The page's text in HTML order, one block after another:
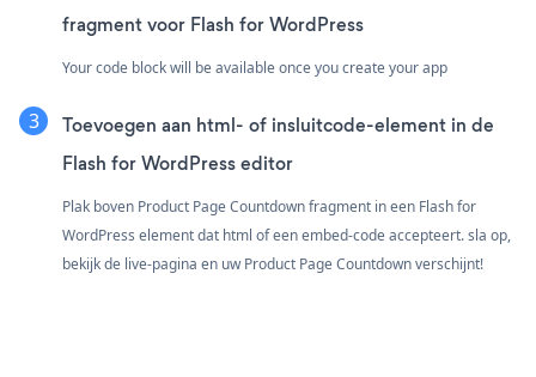
fragment voor Flash for WordPress
Your code block will be available once you create your app
Toevoegen aan html- of insluitcode-element in de
Flash for WordPress editor
Plak boven Product Page Countdown fragment in een Flash for
WordPress element dat html of een embed-code accepteert. sla op,
bekijk de live-pagina en uw Product Page Countdown verschijnt!